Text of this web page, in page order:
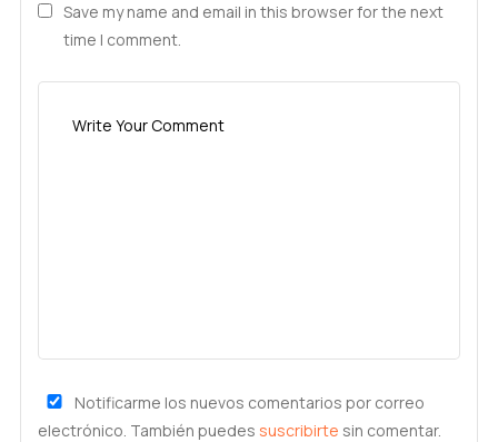
Save my name and email in this browser for the next
time I comment.
Notificarme los nuevos comentarios por correo
electrónico. También puedes suscribirte sin comentar.